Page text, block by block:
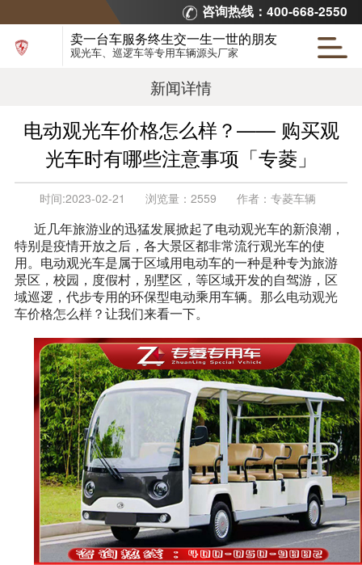
咨询热线：400-668-2550
卖一台车服务终生交一生一世的朋友
观光车、巡逻车等专用车辆源头厂家
新闻详情
电动观光车价格怎么样？—— 购买观
光车时有哪些注意事项「专菱」
时间:2023-02-21 浏览量： 2559 作者： 专菱车辆
近几年旅游业的迅猛发展掀起了电动观光车的新浪潮，
特别是疫情开放之后，各大景区都非常流行观光车的使
用。电动观光车是属于区域用电动车的一种是种专为旅游
景区，校园，度假村，别墅区，等区域开发的自驾游，区
域巡逻，代步专用的环保型电动乘用车辆。那么电动观光
车价格怎么样？让我们来看一下。